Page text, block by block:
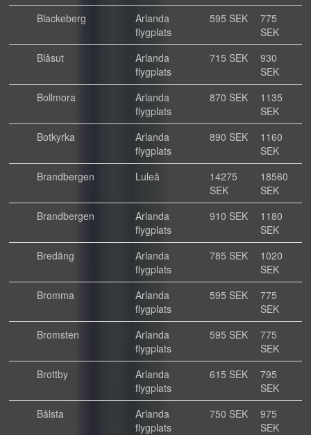
Blackeberg
Arlanda
flygplats
595 SEK
775
SEK
Blåsut
Arlanda
flygplats
715 SEK
930
SEK
Bollmora
Arlanda
flygplats
870 SEK
1135
SEK
Botkyrka
Arlanda
flygplats
890 SEK
1160
SEK
Brandbergen
Luleå
14275
SEK
18560
SEK
Brandbergen
Arlanda
flygplats
910 SEK
1180
SEK
Bredäng
Arlanda
flygplats
785 SEK
1020
SEK
Bromma
Arlanda
flygplats
595 SEK
775
SEK
Bromsten
Arlanda
flygplats
595 SEK
775
SEK
Brottby
Arlanda
flygplats
615 SEK
795
SEK
Bålsta
Arlanda
flygplats
750 SEK
975
SEK